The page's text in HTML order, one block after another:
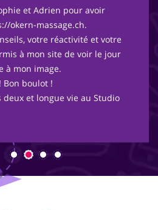
et Adrien pour avoir
okern-massage.ch.
votre réactivité et votre
à mon site de voir le jour
à mon image.
Bon boulot !
deux et longue vie au Studio